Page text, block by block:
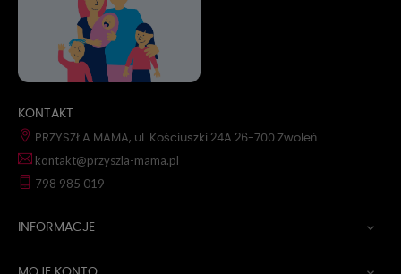
KONTAKT
PRZYSZŁA MAMA, ul. Kościuszki 24A 26-700 Zwoleń
kontakt@przyszla-mama.pl
798 985 019
INFORMACJE 